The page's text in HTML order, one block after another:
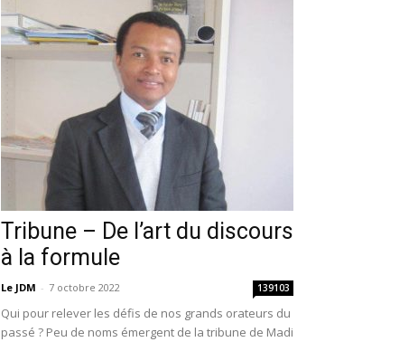
Tribune – De l’art du discours
à la formule
Le JDM - 7 octobre 2022 139103
Qui pour relever les défis de nos grands orateurs du
passé ? Peu de noms émergent de la tribune de Madi